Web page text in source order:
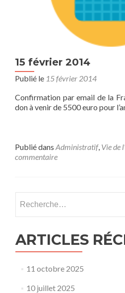
15 février 2014
Publié le 15 février 2014
Confirmation par email de la
don à venir de 5500 euro pour
Publié dans Administratif, Vie de
commentaire
ARTICLES
11 octobre 2025
10 juillet 2025